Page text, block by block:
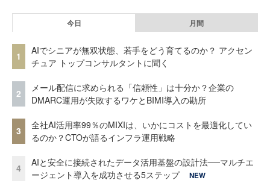
今日 月間
1
AIでシニアが無双状態、若手をどう育てるのか？ アクセン
チュア トップコンサルタントに聞く
2
メール配信に求められる「信頼性」は十分か？企業の
DMARC運用が失敗するワケとBIMI導入の勘所
3
全社AI活用率99％のMIXIは、いかにコストを最適化してい
るのか？CTOが語るインフラ運用戦略
4
AIと安全に接続されたデータ活用基盤の設計法──マルチエ
ージェント導入を成功させる5ステップ
NEW